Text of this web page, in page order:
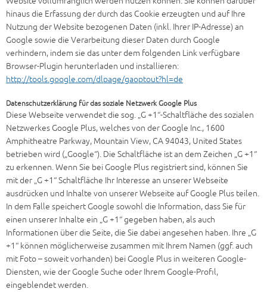
hinaus die Erfassung der durch das Cookie erzeugten und auf Ihre
Nutzung der Website bezogenen Daten (inkl. Ihrer IP-Adresse) an
Google sowie die Verarbeitung dieser Daten durch Google
verhindern, indem sie das unter dem folgenden Link verfügbare
Browser-Plugin herunterladen und installieren:
http://tools.google.com/dlpage/gaoptout?hl=de
Datenschutzerklärung für das soziale Netzwerk Google Plus
Diese Webseite verwendet die sog. „G +1“-Schaltfläche des sozialen
Netzwerkes Google Plus, welches von der Google Inc., 1600
Amphitheatre Parkway, Mountain View, CA 94043, United States
betrieben wird („Google“). Die Schaltfläche ist an dem Zeichen „G +1“
zu erkennen. Wenn Sie bei Google Plus registriert sind, können Sie
mit der „G +1“ Schaltfläche Ihr Interesse an unserer Webseite
ausdrücken und Inhalte von unserer Webseite auf Google Plus teilen.
In dem Falle speichert Google sowohl die Information, dass Sie für
einen unserer Inhalte ein „G +1“ gegeben haben, als auch
Informationen über die Seite, die Sie dabei angesehen haben. Ihre „G
+1“ können möglicherweise zusammen mit Ihrem Namen (ggf. auch
mit Foto – soweit vorhanden) bei Google Plus in weiteren Google-
Diensten, wie der Google Suche oder Ihrem Google-Profil,
eingeblendet werden.